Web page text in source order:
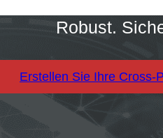
Robust.
Erstellen Sie Ihre Cross-